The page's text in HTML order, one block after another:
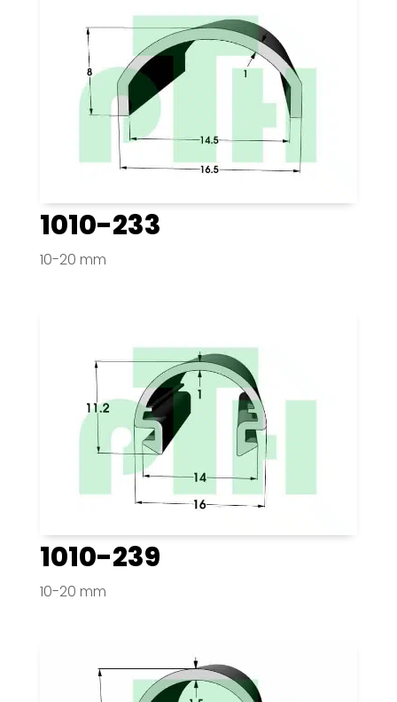
1010-233
10-20 mm
1010-239
10-20 mm